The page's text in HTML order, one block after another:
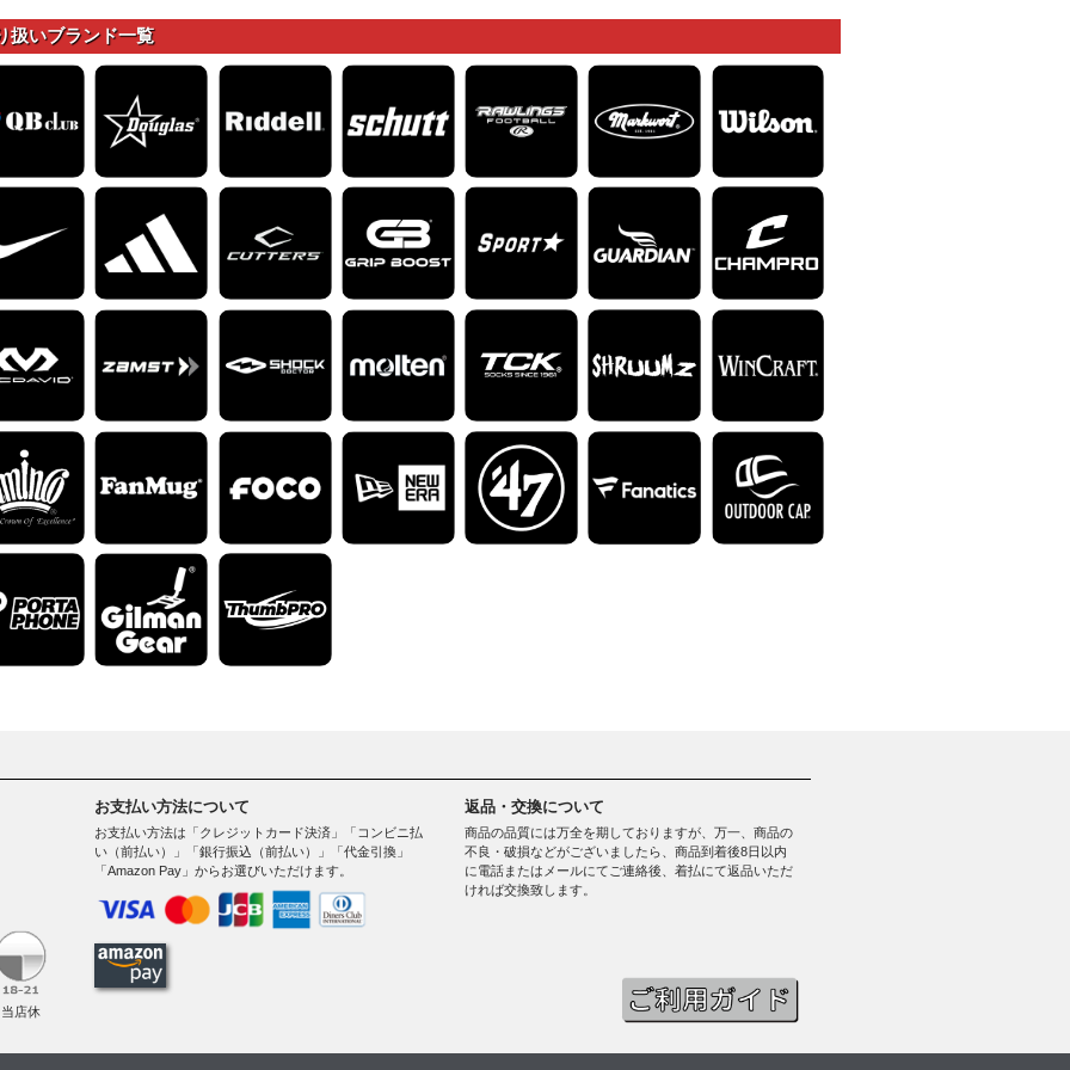
扱いブランド一覧
店休
お支払い方法について
お支払い方法は「クレジットカード決済」「コンビニ払
い（前払い）」「銀行振込（前払い）」「代金引換」
「Amazon Pay」からお選びいただけます。
返品・交換について
商品の品質には万全を期しておりますが、万一、商品の
不良・破損などがございましたら、商品到着後8日以内
に電話またはメールにてご連絡後、着払にて返品いただ
ければ交換致します。